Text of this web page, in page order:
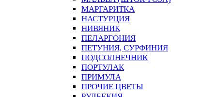
МАРГАРИТКА
НАСТУРЦИЯ
НИВЯНИК
ПЕЛАРГОНИЯ
ПЕТУНИЯ, СУРФИНИЯ
ПОДСОЛНЕЧНИК
ПОРТУЛАК
ПРИМУЛА
ПРОЧИЕ ЦВЕТЫ